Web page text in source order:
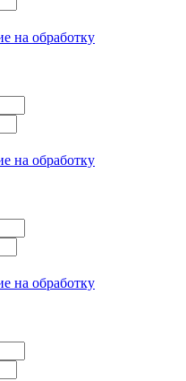
на обработку
на обработку
на обработку